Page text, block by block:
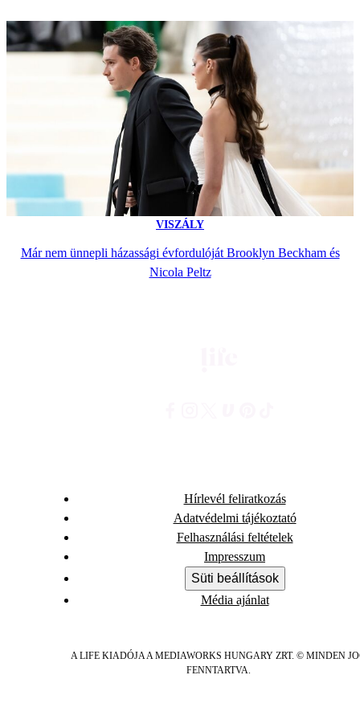
VISZÁLY
Már nem ünnepli házassági évfordulóját Brooklyn Beckham és
Nicola Peltz
Hírlevél feliratkozás
Adatvédelmi tájékoztató
Felhasználási feltételek
Impresszum
Süti beállítások
Média ajánlat
A LIFE KIADÓJA A MEDIAWORKS HUNGARY ZRT. © MINDEN
FENNTARTVA.